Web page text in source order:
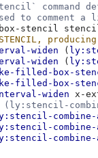
command
to comment a
box-stencil
widen (
widen (
filled-box-
filled-box-
widen
x-
combine-
combine-
combine-